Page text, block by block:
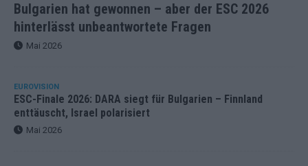
Bulgarien hat gewonnen – aber der ESC 2026
hinterlässt unbeantwortete Fragen
Mai 2026
EUROVISION
ESC-Finale 2026: DARA siegt für Bulgarien – Finnland
enttäuscht, Israel polarisiert
Mai 2026